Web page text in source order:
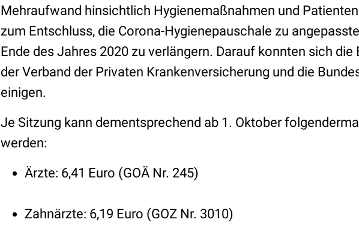
Mehraufwand hinsichtlich Hygienemaßnahmen und
zum Entschluss, die Corona-Hygienepauschale zu
Ende des Jahres 2020 zu verlängern. Darauf konnten sich die
der Verband der Privaten Krankenver­sicherung und die
einigen.
Je Sitzung kann dementsprechend ab 1. Oktober
werden:
Ärzte: 6,41 Euro (GOÄ Nr. 245)
Zahnärzte: 6,19 Euro (GOZ Nr. 3010)